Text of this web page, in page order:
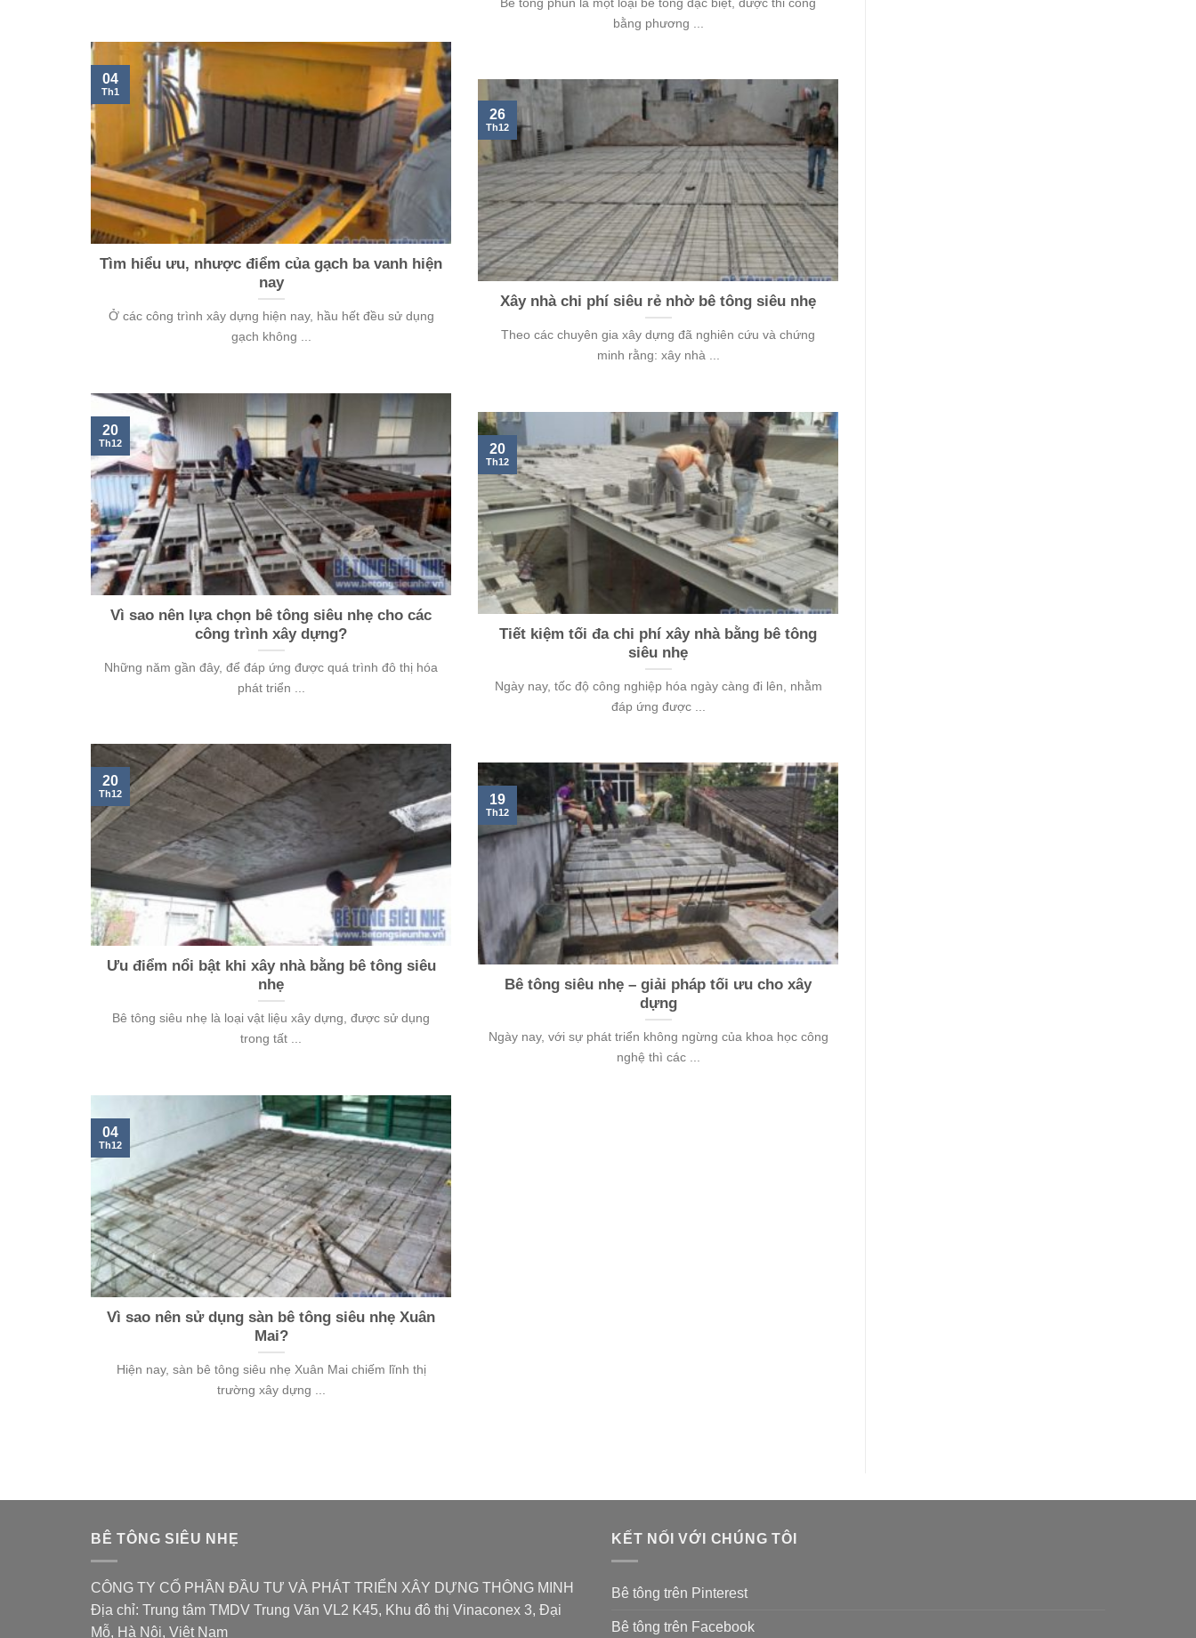
bằng phương ...
Tìm hiểu ưu, nhược điểm của gạch ba vanh hiện
nay
Ở các công trình xây dựng hiện nay, hầu hết đều sử dụng
gạch không ...
04
Th1
Xây nhà chi phí siêu rẻ nhờ bê tông siêu nhẹ
Theo các chuyên gia xây dựng đã nghiên cứu và chứng
minh rằng: xây nhà ...
26
Th12
Vì sao nên lựa chọn bê tông siêu nhẹ cho các
công trình xây dựng?
Những năm gần đây, để đáp ứng được quá trình đô thị hóa
phát triển ...
20
Th12
Tiết kiệm tối đa chi phí xây nhà bằng bê tông
siêu nhẹ
Ngày nay, tốc độ công nghiệp hóa ngày càng đi lên, nhằm
đáp ứng được ...
20
Th12
Ưu điểm nổi bật khi xây nhà bằng bê tông siêu
nhẹ
Bê tông siêu nhẹ là loại vật liệu xây dựng, được sử dụng
trong tất ...
20
Th12
Bê tông siêu nhẹ – giải pháp tối ưu cho xây
dựng
Ngày nay, với sự phát triển không ngừng của khoa học công
nghệ thì các ...
19
Th12
Vì sao nên sử dụng sàn bê tông siêu nhẹ Xuân
Mai?
Hiện nay, sàn bê tông siêu nhẹ Xuân Mai chiếm lĩnh thị
trường xây dựng ...
04
Th12
BÊ TÔNG SIÊU NHẸ
CÔNG TY CỔ PHẦN ĐẦU TƯ VÀ PHÁT TRIỂN XÂY DỰNG THÔNG MINH
Địa chỉ: Trung tâm TMDV Trung Văn VL2 K45, Khu đô thị Vinaconex 3, Đại
Mỗ, Hà Nội, Việt Nam
KẾT NỐI VỚI CHÚNG TÔI
Bê tông trên Pinterest
Bê tông trên Facebook